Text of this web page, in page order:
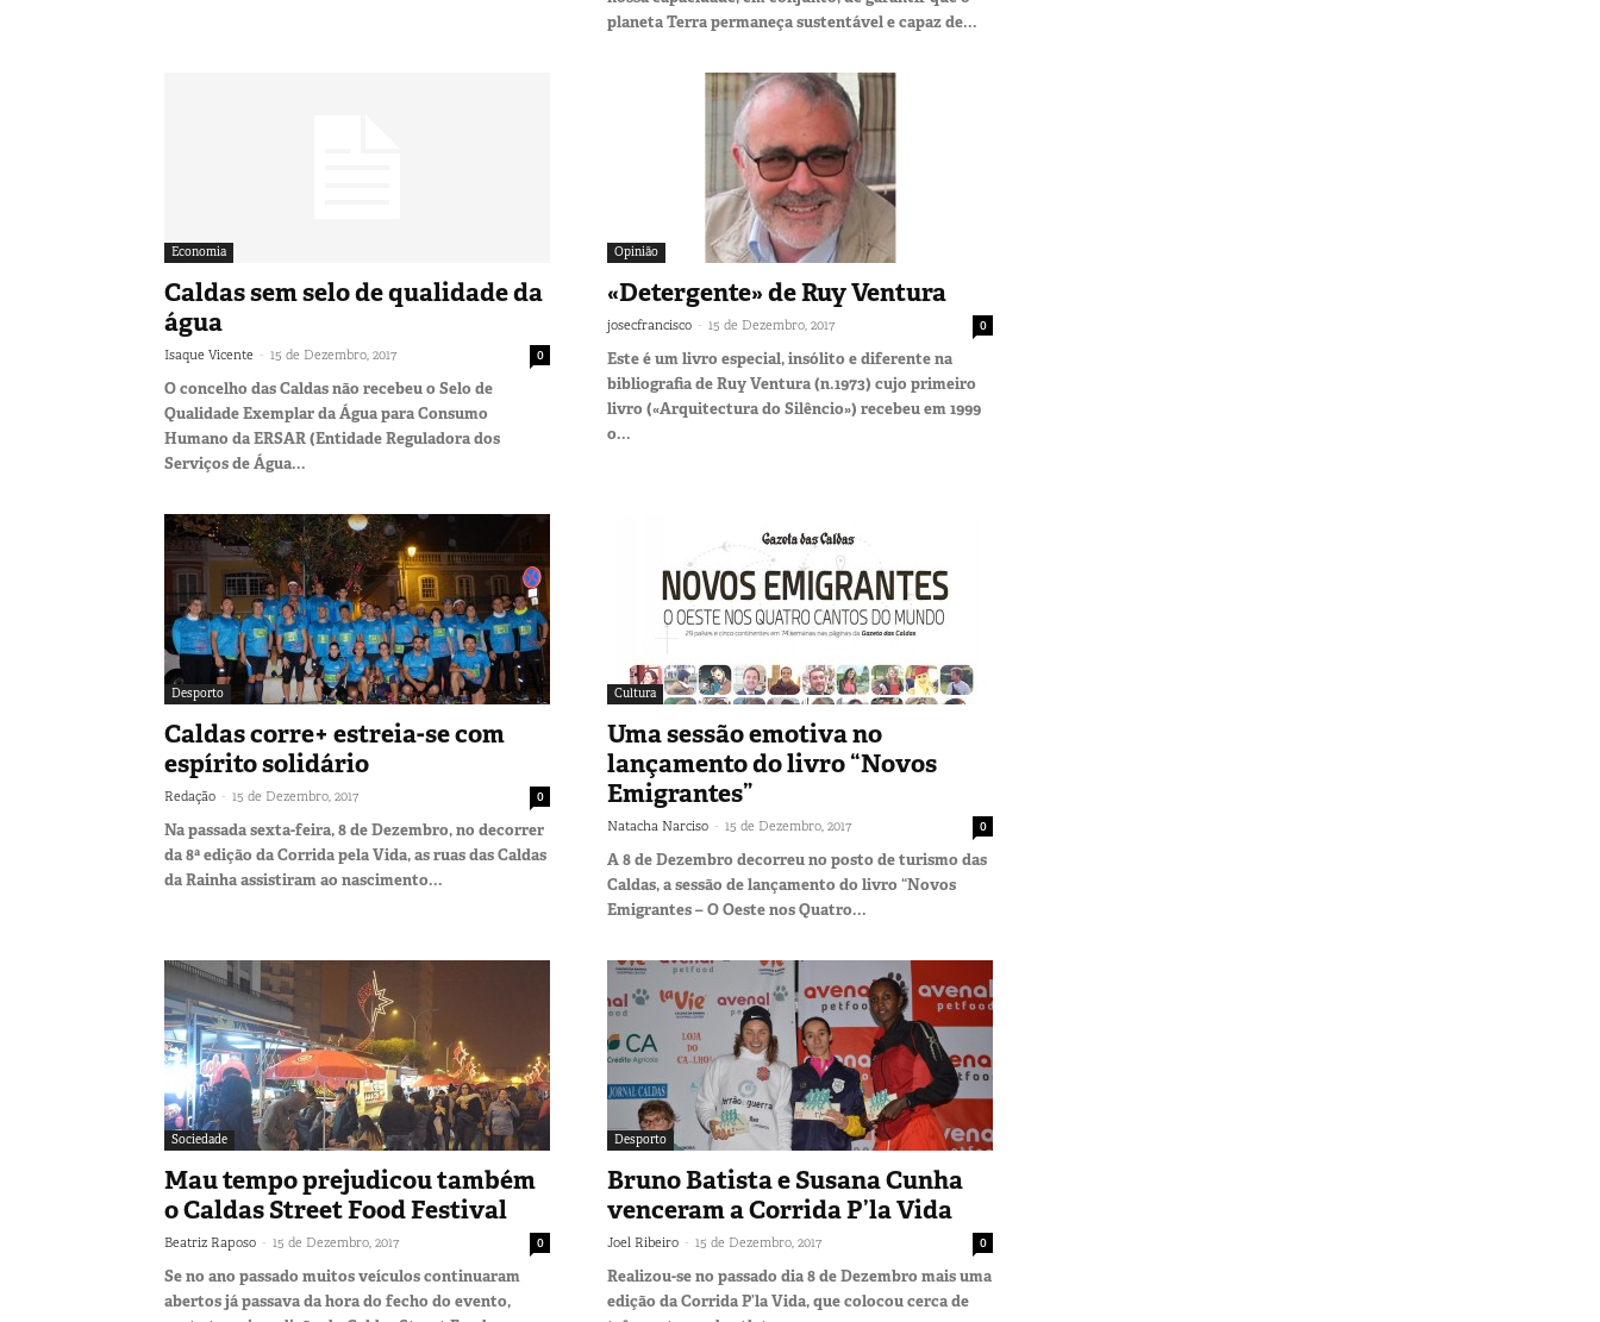
planeta Terra permaneça sustentável e capaz de...
Economia
Caldas sem selo de qualidade da
água
Isaque Vicente - 15 de Dezembro, 2017 0
O concelho das Caldas não recebeu o Selo de
Qualidade Exemplar da Água para Consumo
Humano da ERSAR (Entidade Reguladora dos
Serviços de Água...
Opinião
«Detergente» de Ruy Ventura
josecfrancisco - 15 de Dezembro, 2017 0
Este é um livro especial, insólito e diferente na
bibliografia de Ruy Ventura (n.1973) cujo primeiro
livro («Arquitectura do Silêncio») recebeu em 1999
o...
Desporto
Caldas corre+ estreia-se com
espírito solidário
Redação - 15 de Dezembro, 2017 0
Na passada sexta-feira, 8 de Dezembro, no decorrer
da 8ª edição da Corrida pela Vida, as ruas das Caldas
da Rainha assistiram ao nascimento...
Cultura
Uma sessão emotiva no
lançamento do livro “Novos
Emigrantes”
Natacha Narciso - 15 de Dezembro, 2017 0
A 8 de Dezembro decorreu no posto de turismo das
Caldas, a sessão de lançamento do livro “Novos
Emigrantes – O Oeste nos Quatro...
Sociedade
Mau tempo prejudicou também
o Caldas Street Food Festival
Beatriz Raposo - 15 de Dezembro, 2017 0
Se no ano passado muitos veículos continuaram
abertos já passava da hora do fecho do evento,
Desporto
Bruno Batista e Susana Cunha
venceram a Corrida P’la Vida
Joel Ribeiro - 15 de Dezembro, 2017 0
Realizou-se no passado dia 8 de Dezembro mais uma
edição da Corrida P’la Vida, que colocou cerca de